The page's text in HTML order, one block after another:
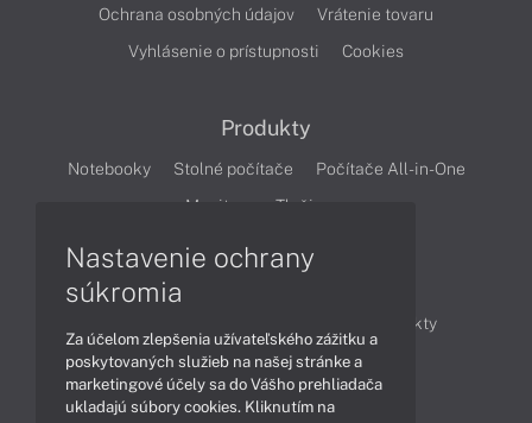
Ochrana osobných údajov
Vrátenie tovaru
Vyhlásenie o prístupnosti
Cookies
Produkty
Notebooky Stolné počítače
Počítače All-in-One
Monitory
Tlačiarne
Produkty
Technológie
Videá
Nastavenie ochrany
súkromia
Za účelom zlepšenia užívateľského zážitku a
poskytovaných služieb na našej stránke a
marketingové účely sa do Vášho prehliadača
ukladajú súbory cookies. Kliknutím na